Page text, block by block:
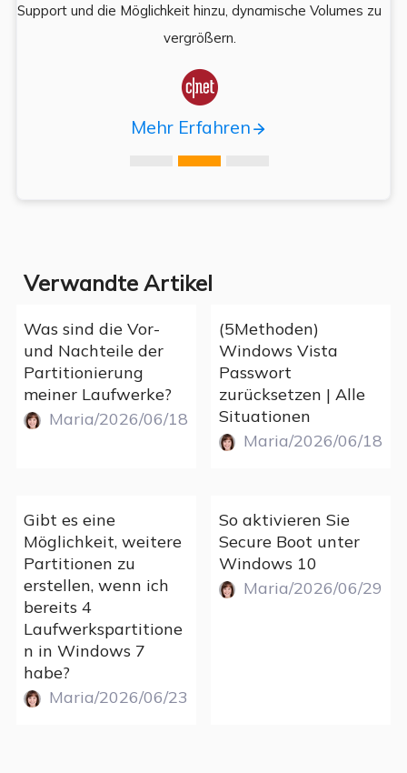
Support und die Möglichkeit hinzu, dynamische Volumes zu
vergrößern.

Mehr Erfahren
Verwandte Artikel
Was sind die Vor-
und Nachteile der
Partitionierung
meiner Laufwerke?
Maria/2026/06/18
(5Methoden)
Windows Vista
Passwort
zurücksetzen | Alle
Situationen
Maria/2026/06/18
Gibt es eine
Möglichkeit, weitere
Partitionen zu
erstellen, wenn ich
bereits 4
Laufwerkspartitione
n in Windows 7
habe?
Maria/2026/06/23
So aktivieren Sie
Secure Boot unter
Windows 10
Maria/2026/06/29